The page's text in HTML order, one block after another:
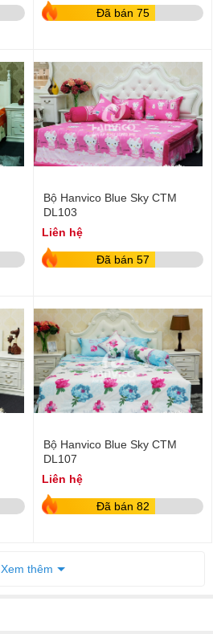
Đã bán 75
Bộ Hanvico Blue Sky CTM
DL103
Liên hệ
Đã bán 57
Bộ Hanvico Blue Sky CTM
DL107
Liên hệ
Đã bán 82
Xem thêm